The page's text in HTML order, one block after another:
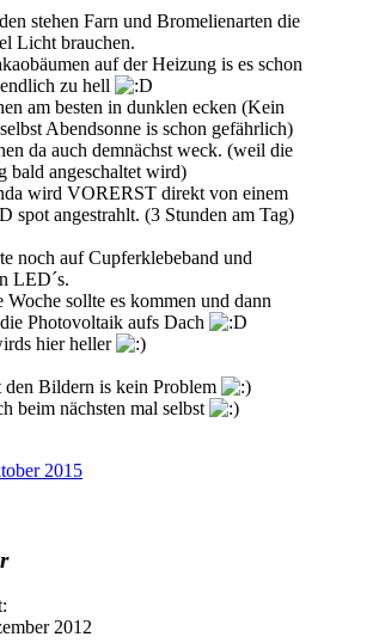
stehen Farn und Bromelienarten die
Licht brauchen.
auf der Heizung is es schon
zu hell
am besten in dunklen ecken (Kein
Abendsonne is schon gefährlich)
da auch demnächst weck. (weil die
bald angeschaltet wird)
wird VORERST direkt von einem
spot angestrahlt. (3 Stunden am Tag)
noch auf Cupferklebeband und
LED´s.
Woche sollte es kommen und dann
Photovoltaik aufs Dach
hier heller
den Bildern is kein Problem
beim nächsten mal selbst
2015
2012